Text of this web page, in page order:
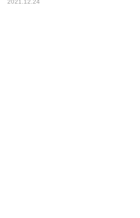
魔します！！」
2021.12.24